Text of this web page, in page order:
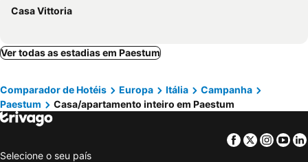
Casa Vittoria
Ver todas as estadias em Paestum
Comparador de Hotéis Europa Itália
Campanha
Paestum
Casa/apartamento inteiro em Paestum
Facebook
Twitter
Selecione o seu país